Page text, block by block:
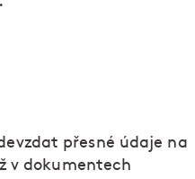
přesné údaje na
v dokumentech